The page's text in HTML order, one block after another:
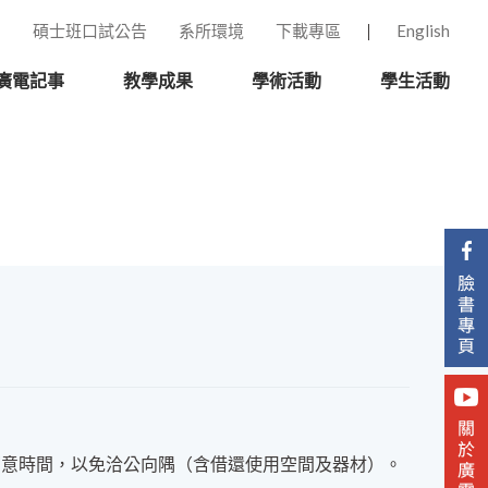
碩士班口試公告 系所環境 下載專區 English
電記事 教學成果 學術活動 學生活動
時間，以免洽公向隅（含借還使用空間及器材）。